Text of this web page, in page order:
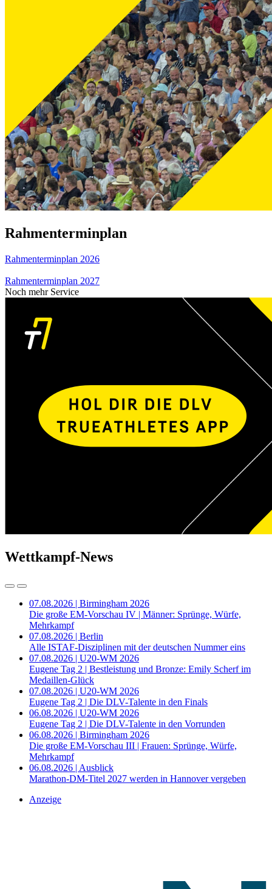
Rahmenterminplan
Rahmenterminplan 2026
Rahmenterminplan 2027
Noch mehr Service
Wettkampf-News
07.08.2026 | Birmingham 2026
Die große EM-Vorschau IV | Männer: Sprünge, Würfe,
Mehrkampf
07.08.2026 | Berlin
Alle ISTAF-Disziplinen mit der deutschen Nummer eins
07.08.2026 | U20-WM 2026
Eugene Tag 2 | Bestleistung und Bronze: Emily Scherf im
Medaillen-Glück
07.08.2026 | U20-WM 2026
Eugene Tag 2 | Die DLV-Talente in den Finals
06.08.2026 | U20-WM 2026
Eugene Tag 2 | Die DLV-Talente in den Vorrunden
06.08.2026 | Birmingham 2026
Die große EM-Vorschau III | Frauen: Sprünge, Würfe,
Mehrkampf
06.08.2026 | Ausblick
Marathon-DM-Titel 2027 werden in Hannover vergeben
Anzeige